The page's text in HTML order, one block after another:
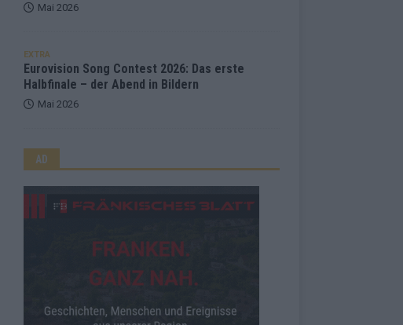
Mai 2026
EXTRA
Eurovision Song Contest 2026: Das erste
Halbfinale – der Abend in Bildern
Mai 2026
AD